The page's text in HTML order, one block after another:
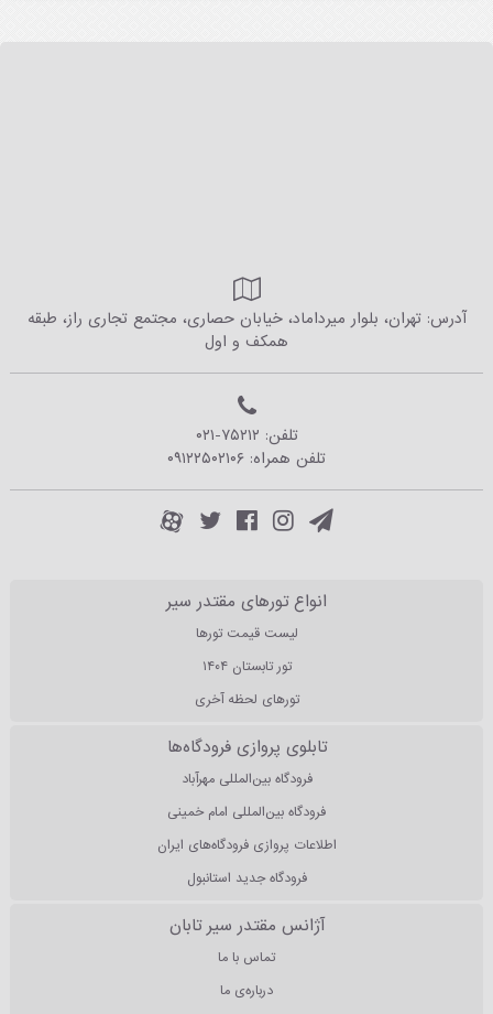
آدرس: تهران، بلوار میرداماد، خیابان حصاری، مجتمع تجاری راز، طبقه
همکف و اول
تلفن: ۰۲۱-۷۵۲۱۲
تلفن همراه: ۰۹۱۲۲۵۰۲۱۰۶
انواع تورهای مقتدر سیر
لیست قیمت تورها
تور تابستان ۱۴۰۴
تورهای لحظه آخری
تابلوی پروازی فرودگاه‌ها
فرودگاه بین‌المللی مهرآباد
فرودگاه بین‌المللی امام خمینی
اطلاعات پروازی فرودگاه‌های ایران
فرودگاه جدید استانبول
آژانس مقتدر سیر تابان
تماس با ما
درباره‌ی ما